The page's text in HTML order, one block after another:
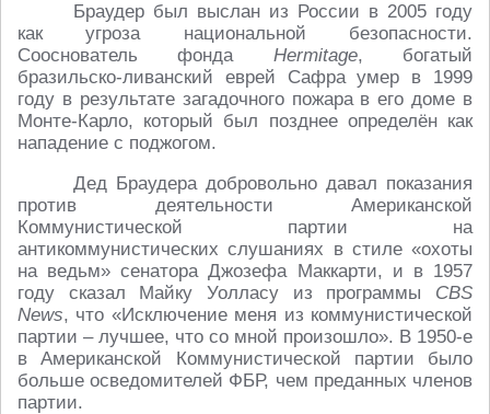
Браудер был выслан из России в 2005 году
как угроза национальной безопасности.
Сооснователь фонда Hermitage, богатый
бразильско-ливанский еврей Сафра умер в 1999
году в результате загадочного пожара в его доме в
Монте-Карло, который был позднее определён как
нападение с поджогом.
Дед Браудера добровольно давал показания
против деятельности Американской
Коммунистической партии на
антикоммунистических слушаниях в стиле «охоты
на ведьм» сенатора Джозефа Маккарти, и в 1957
году сказал Майку Уолласу из программы CBS
News, что «Исключение меня из коммунистической
партии – лучшее, что со мной произошло». В 1950-е
в Американской Коммунистической партии было
больше осведомителей ФБР, чем преданных членов
партии.